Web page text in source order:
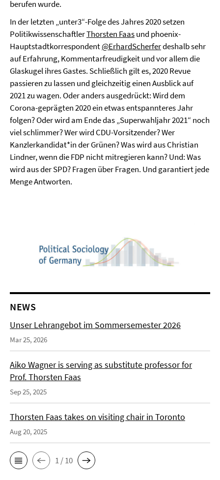
berufen wurde.
In der letzten „unter3“-Folge des Jahres 2020 setzen
PolitikwissenschaftlerThorsten Faasund phoenix-
Hauptstadtkorrespondent@ErhardScherferdeshalb sehr
auf Erfahrung, Kommentarfreudigkeit und vor allem die
Glaskugel ihres Gastes. Schließlich gilt es, 2020 Revue
passieren zu lassen und gleichzeitig einen Ausblick auf
2021 zu wagen. Oder anders ausgedrückt: Wird dem
Corona-geprägten 2020 ein etwas entspannteres Jahr
folgen? Oder wird am Ende das „Superwahljahr 2021“ noch
viel schlimmer? Wer wird CDU-Vorsitzender? Wer
Kanzlerkandidat*in der Grünen? Was wird aus Christian
Lindner, wenn die FDP nicht mitregieren kann? Und: Was
wird aus der SPD? Fragen über Fragen. Und garantiert jede
Menge Antworten.
NEWS
Unser Lehrangebot im Sommersemester 2026
Mar 25, 2026
Aiko Wagner is serving as substitute professor for
Prof. Thorsten Faas
Sep 25, 2025
Thorsten Faas takes on visiting chair in Toronto
Aug 20, 2025
1 / 10